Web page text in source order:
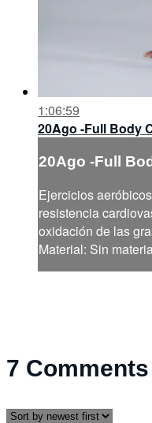
1:06:59
20Ago -Full Body
20Ago -Full
Ejercicios
resistencia
oxidación de las
Material: Sin
7 Comments